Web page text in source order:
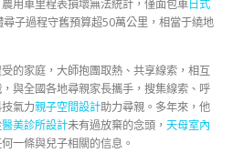
用車里程表損壞無法統計，僅面包車日式
子過程守舊預算超50萬公里，相當于繞地
的家庭，大師抱團取熱、共享線索，相互
與全國各地尋親家長攜手，搜集線索、呼
氣力親子空間設計助力尋親。多年來，他
醫美診所設計未有過放棄的念頭， 天母室內
一條與兒子相關的信息。